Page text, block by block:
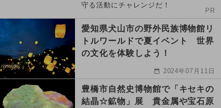
守る活動にチャレンジだ！
PR
愛知県犬山市の野外民族博物館リ
トルワールドで夏イベント 世界
の文化を体験しよう！
2024年07月11日
豊橋市自然史博物館で「キセキの
結晶☆鉱物」展 貴金属や宝石原